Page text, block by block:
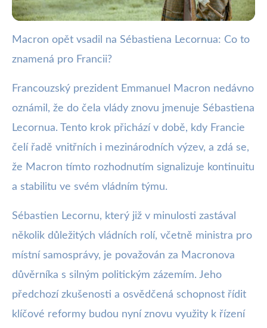
webya.cz
Macron znovu jmenuje Lecornua:
Co to znamená pro Francii?
11. 10. 2025 · 3 min čtení · Autor: Milan Jiránek
Macron opět vsadil na Sébastiena Lecornua: Co to
znamená pro Francii?
Francouzský prezident Emmanuel Macron nedávno
oznámil, že do čela vlády znovu jmenuje Sébastiena
Lecornua. Tento krok přichází v době, kdy Francie
čelí řadě vnitřních i mezinárodních výzev, a zdá se,
že Macron tímto rozhodnutím signalizuje kontinuitu
a stabilitu ve svém vládním týmu.
Sébastien Lecornu, který již v minulosti zastával
několik důležitých vládních rolí, včetně ministra pro
místní samosprávy, je považován za Macronova
důvěrníka s silným politickým zázemím. Jeho
předchozí zkušenosti a osvědčená schopnost řídit
klíčové reformy budou nyní znovu využity k řízení